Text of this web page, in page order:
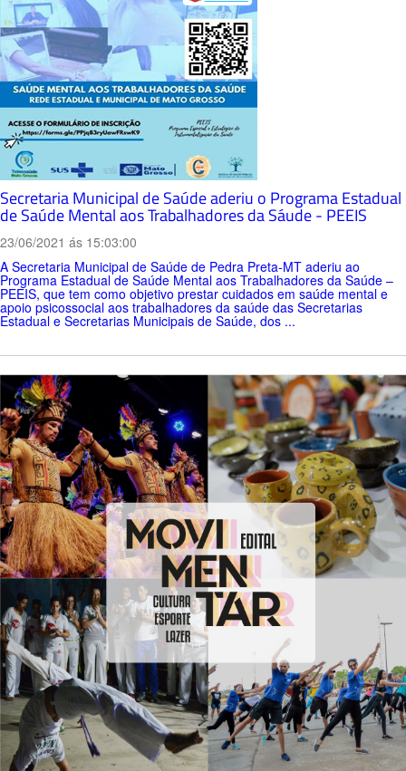
Secretaria Municipal de Saúde aderiu o Programa Estadual
de Saúde Mental aos Trabalhadores da Sáude - PEEIS
23/06/2021 ás 15:03:00
A Secretaria Municipal de Saúde de Pedra Preta-MT aderiu ao
Programa Estadual de Saúde Mental aos Trabalhadores da Saúde –
PEEIS, que tem como objetivo prestar cuidados em saúde mental e
apoio psicossocial aos trabalhadores da saúde das Secretarias
Estadual e Secretarias Municipais de Saúde, dos ...